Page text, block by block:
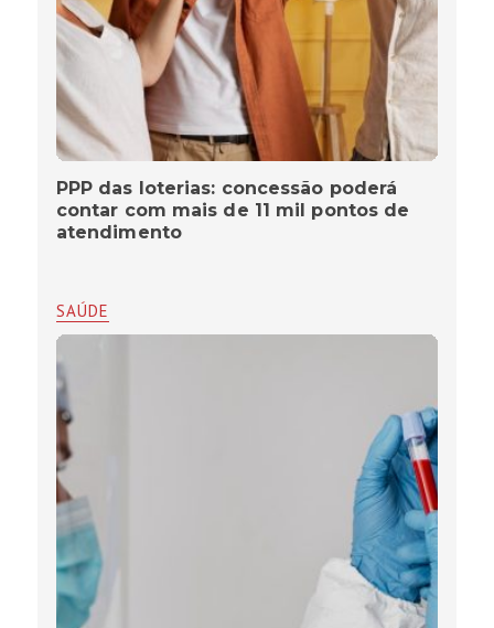
PPP das loterias: concessão poderá
contar com mais de 11 mil pontos de
atendimento
SAÚDE